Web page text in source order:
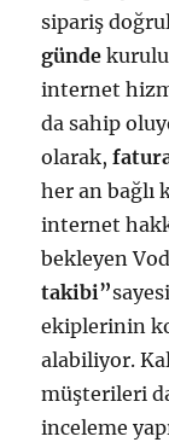
sipariş
günde
internet
da sahip
olarak,
her an
internet
bekleyen
takibi”
ekiplerinin
alabiliyor.
müşterileri
inceleme